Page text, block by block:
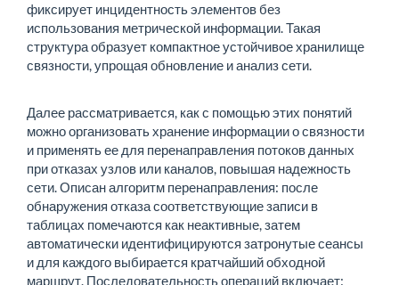
фиксирует инцидентность элементов без
использования метрической информации. Такая
структура образует компактное устойчивое хранилище
связности, упрощая обновление и анализ сети.
Далее рассматривается, как с помощью этих понятий
можно организовать хранение информации о связности
и применять ее для перенаправления потоков данных
при отказах узлов или каналов, повышая надежность
сети. Описан алгоритм перенаправления: после
обнаружения отказа соответствующие записи в
таблицах помечаются как неактивные, затем
автоматически идентифицируются затронутые сеансы
и для каждого выбирается кратчайший обходной
маршрут. Последовательность операций включает: